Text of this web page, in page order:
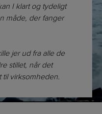
I klart og tydeligt
måde, der fanger
jer ud fra alle de
stillet, når det
virksomheden.